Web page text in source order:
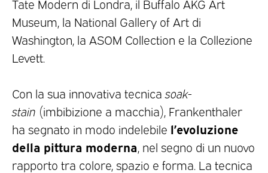
Tate Modern di Londra, il Buffalo AKG Art
Museum, la National Gallery of Art di
Washington, la ASOM Collection e la Collezione
Levett.
Con la sua innovativa tecnica soak-
stain (imbibizione a macchia), Frankenthaler
ha segnato in modo indelebile l’evoluzione
della pittura moderna , nel segno di un nuovo
rapporto tra colore, spazio e forma. La tecnica